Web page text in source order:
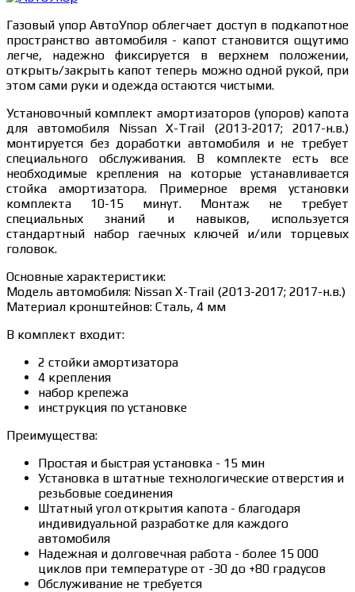
Газовый упор АвтоУпор облегчает доступ в подкапотное
пространство автомобиля - капот становится ощутимо
легче, надежно фиксируется в верхнем положении,
открыть/закрыть капот теперь можно одной рукой, при
этом сами руки и одежда остаются чистыми.
Установочный комплект амортизаторов (упоров) капота
для автомобиля Nissan X-Trail (2013-2017; 2017-н.в.)
монтируется без доработки автомобиля и не требует
специального обслуживания. В комплекте есть все
необходимые крепления на которые устанавливается
стойка амортизатора. Примерное время установки
комплекта 10-15 минут. Монтаж не требует
специальных знаний и навыков, используется
стандартный набор гаечных ключей и/или торцевых
головок.
Основные характеристики:
Модель автомобиля: Nissan X-Trail (2013-2017; 2017-н.в.)
Материал кронштейнов: Сталь, 4 мм
В комплект входит:
2 стойки амортизатора
4 крепления
набор крепежа
инструкция по установке
Преимущества:
Простая и быстрая установка - 15 мин
Установка в штатные технологические отверстия и
резьбовые соединения
Штатный угол открытия капота - благодаря
индивидуальной разработке для каждого
автомобиля
Надежная и долговечная работа - более 15 000
циклов при температуре от -30 до +80 градусов
Обслуживание не требуется